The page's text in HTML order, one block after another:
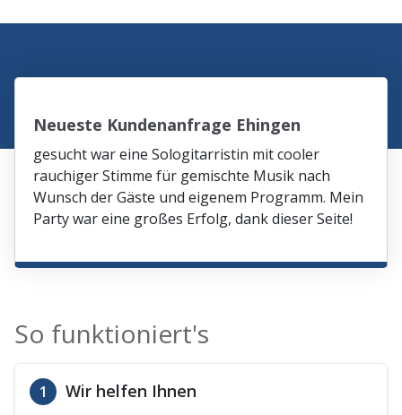
Neueste Kundenanfrage Ehingen
gesucht war eine Sologitarristin mit cooler
rauchiger Stimme für gemischte Musik nach
Wunsch der Gäste und eigenem Programm. Mein
Party war eine großes Erfolg, dank dieser Seite!
So funktioniert's
1 Wir helfen Ihnen